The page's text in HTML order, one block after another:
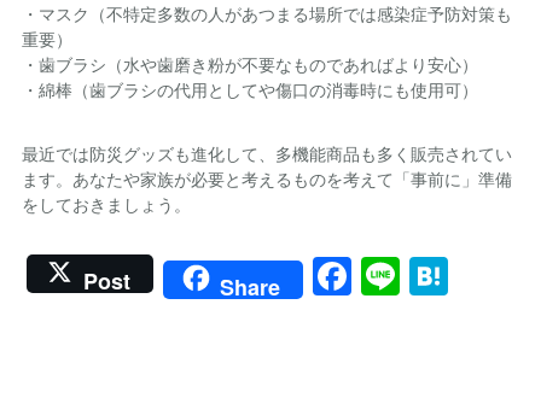
・マスク（不特定多数の人があつまる場所では感染症予防対策も
重要）
・歯ブラシ（水や歯磨き粉が不要なものであればより安心）
・綿棒（歯ブラシの代用としてや傷口の消毒時にも使用可）
最近では防災グッズも進化して、多機能商品も多く販売されてい
ます。あなたや家族が必要と考えるものを考えて「事前に」準備
をしておきましょう。
Post Share Facebook
Line